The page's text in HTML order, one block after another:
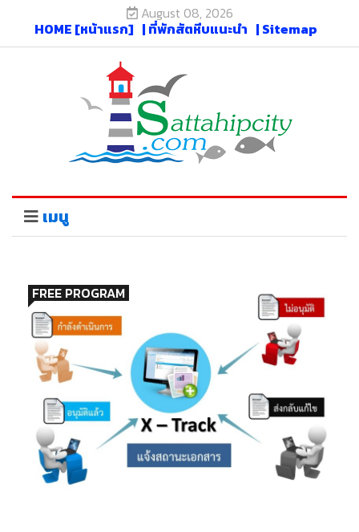
August 08, 2026
HOME [หน้าแรก] | ที่พักสัตหีบแนะนำ | Sitemap
เมนู
FREE PROGRAM